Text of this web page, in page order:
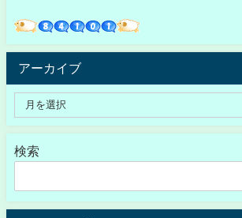
アーカイブ
検索